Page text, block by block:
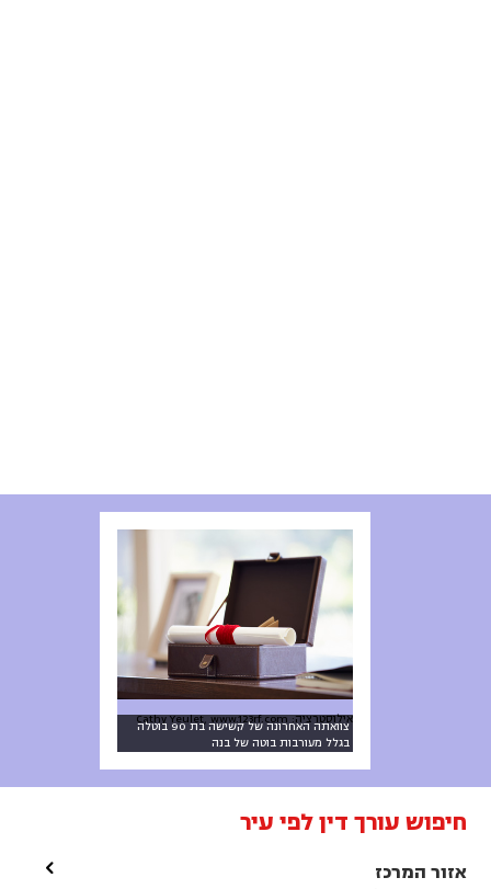
צוואתה האחרונה של קשישה בת 90 בוטלה
בגלל מעורבות בוטה של בנה
אילוסטרציה: Cathy Yeulet, www.123rf.com
חיפוש עורך דין לפי עיר
אזור המרכז 